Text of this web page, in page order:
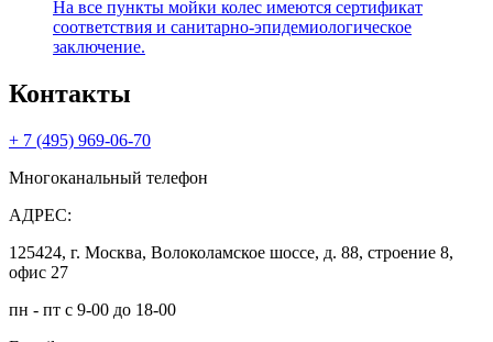
На все пункты мойки колес имеются сертификат
соответствия и санитарно-эпидемиологическое
заключение.
Контакты
+ 7 (495) 969-06-70
Многоканальный телефон
АДРЕС:
125424, г. Москва, Волоколамское шоссе, д. 88, строение 8,
офис 27
пн - пт с 9-00 до 18-00